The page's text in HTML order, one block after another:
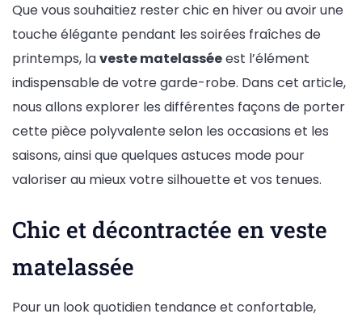
stylé
confortable
Que vous souhaitiez rester chic en hiver ou avoir une
touche élégante pendant les soirées fraîches de
printemps, laveste matelasséeest l’élément
indispensable de votre garde-robe. Dans cet article,
nous allons explorer les différentes façons de porter
cette pièce polyvalente selon les occasions et les
saisons, ainsi que quelques astuces mode pour
valoriser au mieux votre silhouette et vos tenues.
Chic et décontractée en veste
matelassée
Pour un look quotidien tendance et confortable,